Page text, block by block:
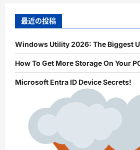
最近の投稿
Windows Utility 2026: The Biggest
How To Get More Storage On Your
Microsoft Entra ID Device Secrets!